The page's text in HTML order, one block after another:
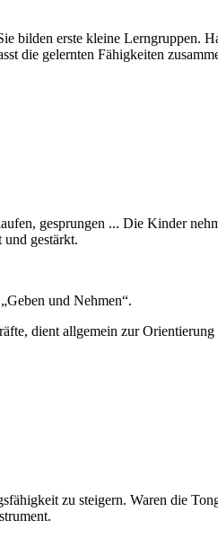
bilden erste kleine Lerngruppen.
die gelernten Fähigkeiten
gesprungen ... Die Kinder
gestärkt.
und Nehmen“.
dient allgemein zur
zu steigern. Waren die